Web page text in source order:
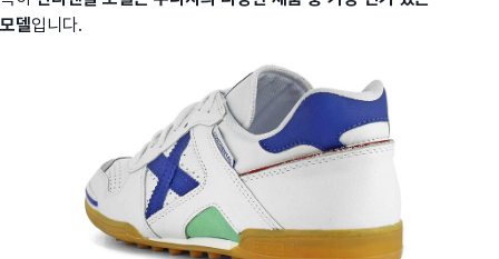
모델입니다.